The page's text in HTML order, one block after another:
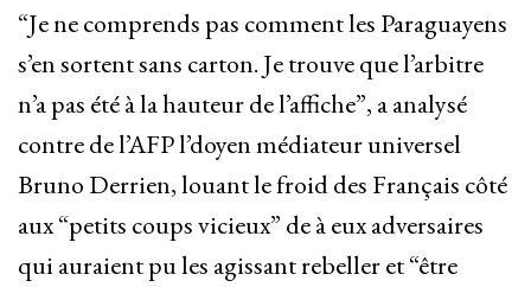
“Je ne comprends pas comment les Paraguayens
s’en sortent sans carton. Je trouve que l’arbitre
n’a pas été à la hauteur de l’affiche”, a analysé
contre de l’AFP l’doyen médiateur universel
Bruno Derrien, louant le froid des Français côté
aux “petits coups vicieux” de à eux adversaires
qui auraient pu les agissant rebeller et “être